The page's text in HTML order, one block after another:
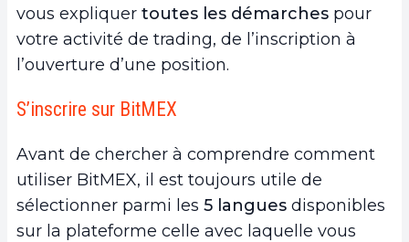
vous expliquer toutes les démarches pour
votre activité de trading, de l’inscription à
l’ouverture d’une position.
S’inscrire sur BitMEX
Avant de chercher à comprendre comment
utiliser BitMEX, il est toujours utile de
sélectionner parmi les 5 langues disponibles
sur la plateforme celle avec laquelle vous